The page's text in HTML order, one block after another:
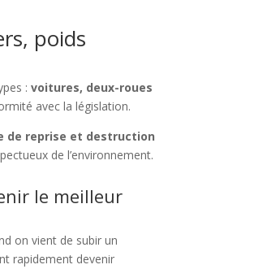
poids
:voitures, deux-roues
avec la législation.
de reprise et destruction
de l’environnement.
le meilleur
on vient de subir un
rapidement devenir